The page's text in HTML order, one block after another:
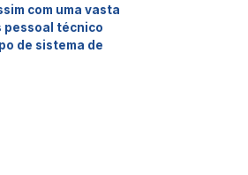
com uma vasta
pessoal técnico
de sistema de